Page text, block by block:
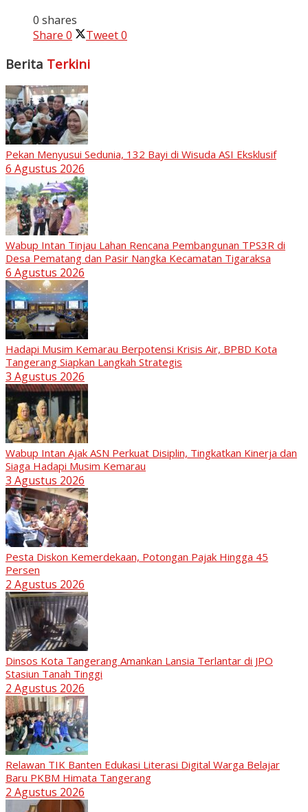
0 shares
Share 0 Tweet0
Berita Terkini
Pekan Menyusui Sedunia, 132 Bayi di Wisuda ASI Eksklusif
6 Agustus 2026
Wabup Intan Tinjau Lahan Rencana Pembangunan TPS3R di
Desa Pematang dan Pasir Nangka Kecamatan Tigaraksa
6 Agustus 2026
Hadapi Musim Kemarau Berpotensi Krisis Air, BPBD Kota
Tangerang Siapkan Langkah Strategis
3 Agustus 2026
Wabup Intan Ajak ASN Perkuat Disiplin, Tingkatkan Kinerja dan
Siaga Hadapi Musim Kemarau
3 Agustus 2026
Pesta Diskon Kemerdekaan, Potongan Pajak Hingga 45
Persen
2 Agustus 2026
Dinsos Kota Tangerang Amankan Lansia Terlantar di JPO
Stasiun Tanah Tinggi
2 Agustus 2026
Relawan TIK Banten Edukasi Literasi Digital Warga Belajar
Baru PKBM Himata Tangerang
2 Agustus 2026